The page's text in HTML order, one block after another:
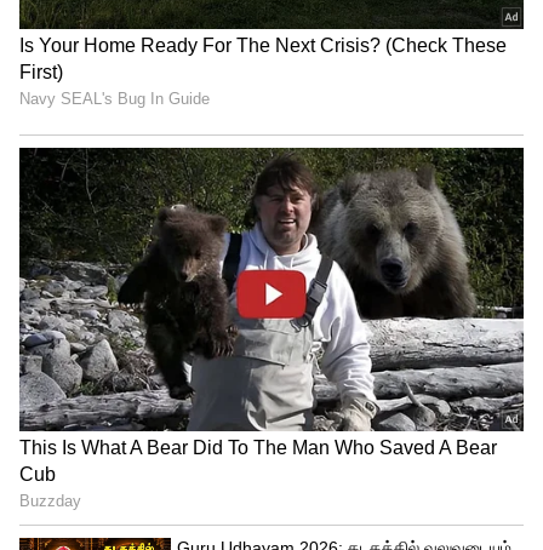
மேல்நோக்கி எழும்பும். இதை அறிவியல்
மொழியில் 'அப்வாஷ்' (Upwash) என்பார்கள்.
பின்னால் வரும் பறவை, இந்த 'அப்வாஷ்'
காற்று ஓட்டத்தில் சரியாகப்
பொருந்திக்கொள்ளும். இதனால், பின்னால்
வரும் பறவைக்கு இயற்கையாகவே
மேலெழும்பும் சக்தி (Lift) கிடைக்கிறது.
இதன் விளைவாக, அது குறைந்த
முயற்சியில் அதிக தூரம் பறக்க முடிகிறது.
இதையும் படியுங்கள்:Amazing Facts: இடி
இடிக்கும்போது அர்ஜுனா, அர்ஜுனா-
ன்னு ஏன் சொல்றோம்.? இதுதான்
காரணம்.!